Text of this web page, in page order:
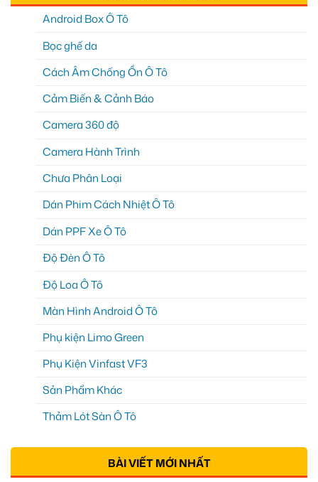
Android Box Ô Tô
Bọc ghế da
Cách Âm Chống Ồn Ô Tô
Cảm Biến & Cảnh Báo
Camera 360 độ
Camera Hành Trình
Chưa Phân Loại
Dán Phim Cách Nhiệt Ô Tô
Dán PPF Xe Ô Tô
Độ Đèn Ô Tô
Độ Loa Ô Tô
Màn Hình Android Ô Tô
Phụ kiện Limo Green
Phụ Kiện Vinfast VF3
Sản Phẩm Khác
Thảm Lót Sàn Ô Tô
BÀI VIẾT MỚI NHẤT